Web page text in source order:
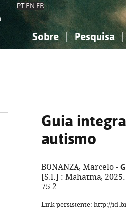
PT EN FR
Sobre Pesquisa
Guia
autismo
BONANZA, Marcelo -
[S.l.] : Mahatma,
75-2
Link persistente: http://